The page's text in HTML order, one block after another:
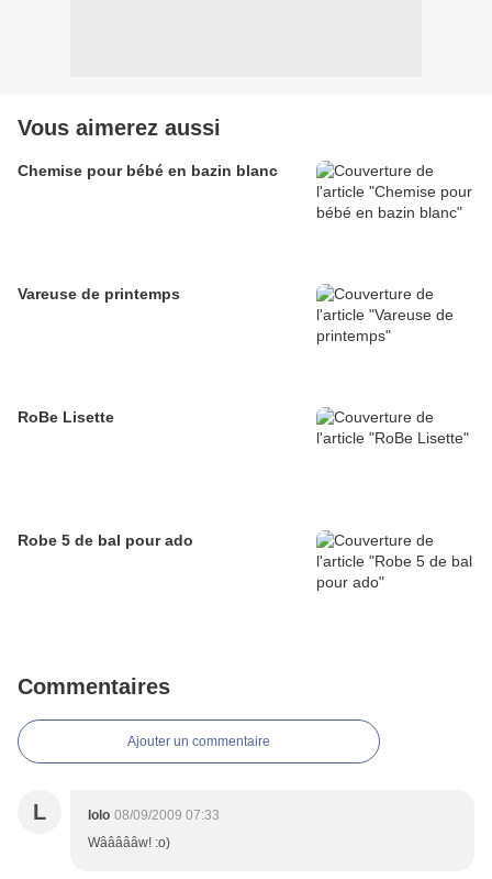
Vous aimerez aussi
Chemise pour bébé en bazin blanc
Vareuse de printemps
RoBe Lisette
Robe 5 de bal pour ado
Commentaires
Ajouter un commentaire
L lolo 08/09/2009 07:33
Wâââââw! :o)